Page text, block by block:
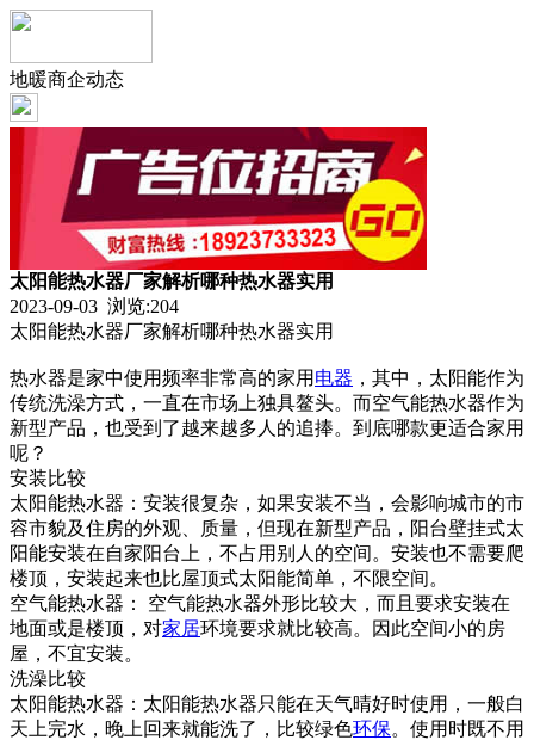
地暖商企动态
太阳能热水器厂家解析哪种热水器实用
2023-09-03 浏览:204
太阳能热水器厂家解析哪种热水器实用
热水器是家中使用频率非常高的家用 电器 ，其中，太阳能作为
传统洗澡方式，一直在市场上独具鳌头。而空气能热水器作为
新型产品，也受到了越来越多人的追捧。到底哪款更适合家用
呢？
安装比较
太阳能热水器：安装很复杂，如果安装不当，会影响城市的市
容市貌及住房的外观、质量，但现在新型产品，阳台壁挂式太
阳能安装在自家阳台上，不占用别人的空间。安装也不需要爬
楼顶，安装起来也比屋顶式太阳能简单，不限空间。
空气能热水器： 空气能热水器外形比较大，而且要求安装在
地面或是楼顶，对家居环境要求就比较高。因此空间小的房
屋，不宜安装。
洗澡比较
太阳能热水器：太阳能热水器只能在天气晴好时使用，一般白
天上完水，晚上回来就能洗了，比较绿色环保。使用时既不用